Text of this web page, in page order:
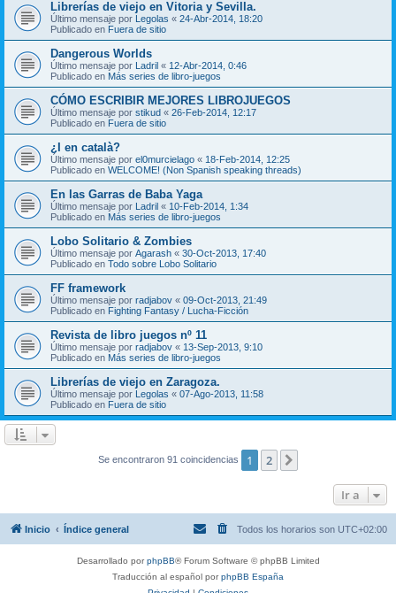
Librerías de viejo en Vitoria y Sevilla.
Último mensaje por Legolas « 24-Abr-2014, 18:20
Publicado en Fuera de sitio
Dangerous Worlds
Último mensaje por Ladril « 12-Abr-2014, 0:46
Publicado en Más series de libro-juegos
CÓMO ESCRIBIR MEJORES LIBROJUEGOS
Último mensaje por stikud « 26-Feb-2014, 12:17
Publicado en Fuera de sitio
¿I en català?
Último mensaje por el0murcielago « 18-Feb-2014, 12:25
Publicado en WELCOME! (Non Spanish speaking threads)
En las Garras de Baba Yaga
Último mensaje por Ladril « 10-Feb-2014, 1:34
Publicado en Más series de libro-juegos
Lobo Solitario & Zombies
Último mensaje por Agarash « 30-Oct-2013, 17:40
Publicado en Todo sobre Lobo Solitario
FF framework
Último mensaje por radjabov « 09-Oct-2013, 21:49
Publicado en Fighting Fantasy / Lucha-Ficción
Revista de libro juegos nº 11
Último mensaje por radjabov « 13-Sep-2013, 9:10
Publicado en Más series de libro-juegos
Librerías de viejo en Zaragoza.
Último mensaje por Legolas « 07-Ago-2013, 11:58
Publicado en Fuera de sitio
Se encontraron 91 coincidencias 1 2
Ir a
Inicio Índice general Todos los horarios son UTC+02:00
Desarrollado porphpBB® Forum Software © phpBB Limited
Traducción al español porphpBB España